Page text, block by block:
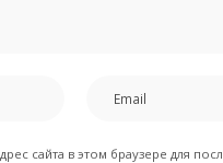
сайта в этом браузере для